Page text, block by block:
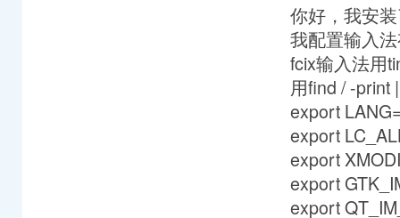
你好，我安
我配置输入
fcix输入法用
用find / -print
export
export
export
export
export